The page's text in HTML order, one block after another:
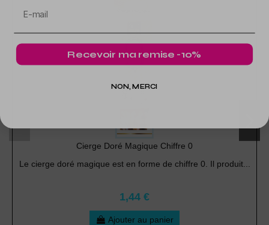
Cierge Doré Magique Chiffre 0
Le cierge doré magique est en forme de chiffre 0. Il produit...
1,44 €
Ajouter au panier
Recevoir ma remise -10%
NON, MERCI